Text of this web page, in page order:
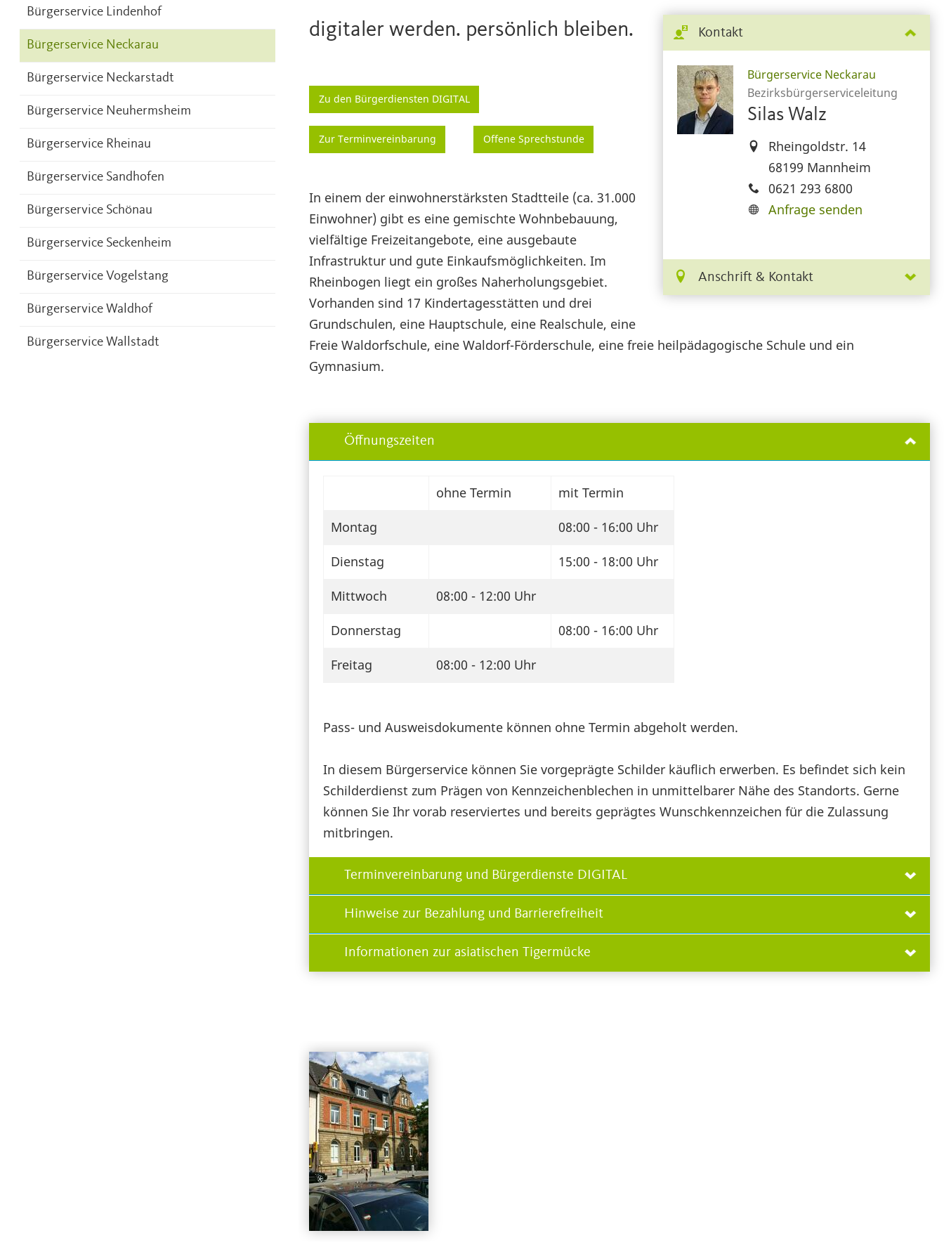
Bürgerservice Lindenhof
Bürgerservice Neckarau
Bürgerservice Neckarstadt
Bürgerservice Neuhermsheim
Bürgerservice Rheinau
Bürgerservice Sandhofen
Bürgerservice Schönau
Bürgerservice Seckenheim
Bürgerservice Vogelstang
Bürgerservice Waldhof
Bürgerservice Wallstadt
Kontakt
Bürgerservice Neckarau
Bezirksbürgerserviceleitung
Silas Walz
Rheingoldstr. 14
68199 Mannheim
0621 293 6800
Anfrage senden
Anschrift & Kontakt
digitaler werden. persönlich bleiben.
Zu den Bürgerdiensten DIGITAL
Zur Terminvereinbarung Offene Sprechstunde
In einem der einwohnerstärksten Stadtteile (ca. 31.000
Einwohner) gibt es eine gemischte Wohnbebauung,
vielfältige Freizeitangebote, eine ausgebaute
Infrastruktur und gute Einkaufsmöglichkeiten. Im
Rheinbogen liegt ein großes Naherholungsgebiet.
Vorhanden sind 17 Kindertagesstätten und drei
Grundschulen, eine Hauptschule, eine Realschule, eine
Freie Waldorfschule, eine Waldorf-Förderschule, eine freie heilpädagogische Schule und ein
Gymnasium.
Öffnungszeiten
ohne Termin mit Termin
Montag 08:00 - 16:00 Uhr
Dienstag 15:00 - 18:00 Uhr
Mittwoch 08:00 - 12:00 Uhr
Donnerstag 08:00 - 16:00 Uhr
Freitag 08:00 - 12:00 Uhr
Pass- und Ausweisdokumente können ohne Termin abgeholt werden.
In diesem Bürgerservice können Sie vorgeprägte Schilder käuflich erwerben. Es befindet sich kein
Schilderdienst zum Prägen von Kennzeichenblechen in unmittelbarer Nähe des Standorts. Gerne
können Sie Ihr vorab reserviertes und bereits geprägtes Wunschkennzeichen für die Zulassung
mitbringen.
Terminvereinbarung und Bürgerdienste DIGITAL
Hinweise zur Bezahlung und Barrierefreiheit
Informationen zur asiatischen Tigermücke